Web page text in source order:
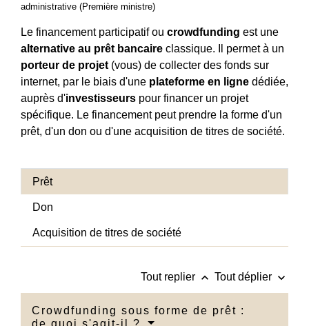
administrative (Première ministre)
Le financement participatif ou crowdfunding est une
alternative au prêt bancaire classique. Il permet à un
porteur de projet (vous) de collecter des fonds sur
internet, par le biais d'une plateforme en ligne dédiée,
auprès d'investisseurs pour financer un projet
spécifique. Le financement peut prendre la forme d'un
prêt, d'un don ou d'une acquisition de titres de société.
Prêt
Don
Acquisition de titres de société
Tout replier keyboard_arrow_up Tout déplier keyboard_arrow_down
Crowdfunding sous forme de prêt :
de quoi s'agit-il ?